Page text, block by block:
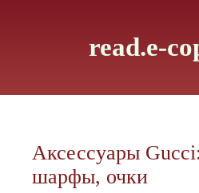
read.e-
Аксессуары
шарфы, очки